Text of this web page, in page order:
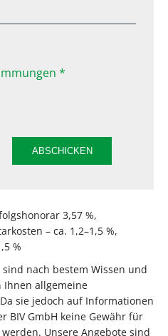
*
ABSCHICKEN
3,57 %,
– ca. 1,2–1,5 %,
%
nach bestem Wissen und
Ihnen allgemeine
sie jedoch auf Informationen
BIV GmbH keine Gewähr für
Unsere Angebote sind